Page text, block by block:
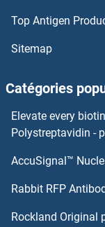
Claudin 16
Claudin 13
Claudin 12
Claudin 11
Top Antigen
Sitemap
Catégories
Elevate every
Polystreptavidin -
AccuSignal™
Rabbit RFP
Rockland Original